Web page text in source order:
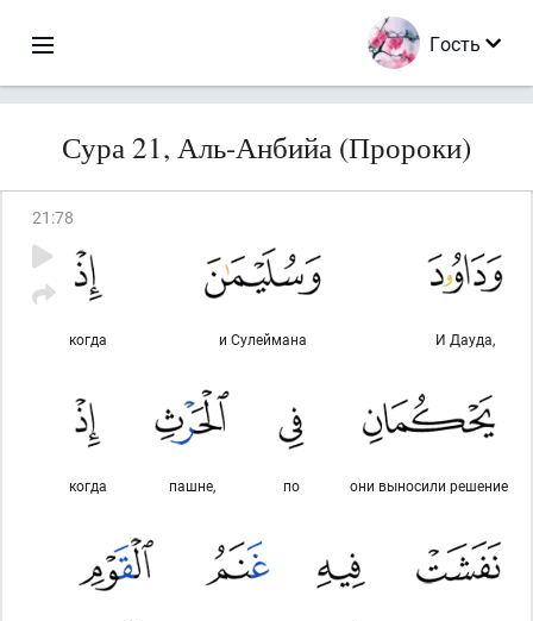
Гость
Сура 21, Аль-Анбийа (Пророки)
21 :78
И Дауда,
и Сулеймана
когда
они выносили решение
по
пашне,
когда